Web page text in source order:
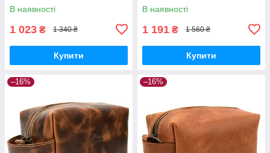
В наявності
1 023 ₴ 1 340 ₴
Купити
В наявності
1 191 ₴ 1 560 ₴
Купити
–16% –16%